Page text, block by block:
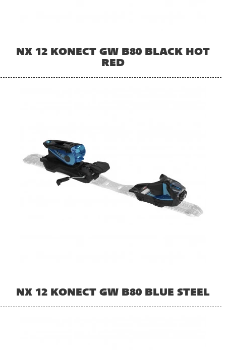
NX 12 KONECT GW B80 BLACK HOT
RED
NX 12 KONECT GW B80 BLUE STEEL